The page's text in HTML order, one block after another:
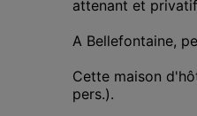
attenant et
A Bellefontaine,
Cette maison
pers.).